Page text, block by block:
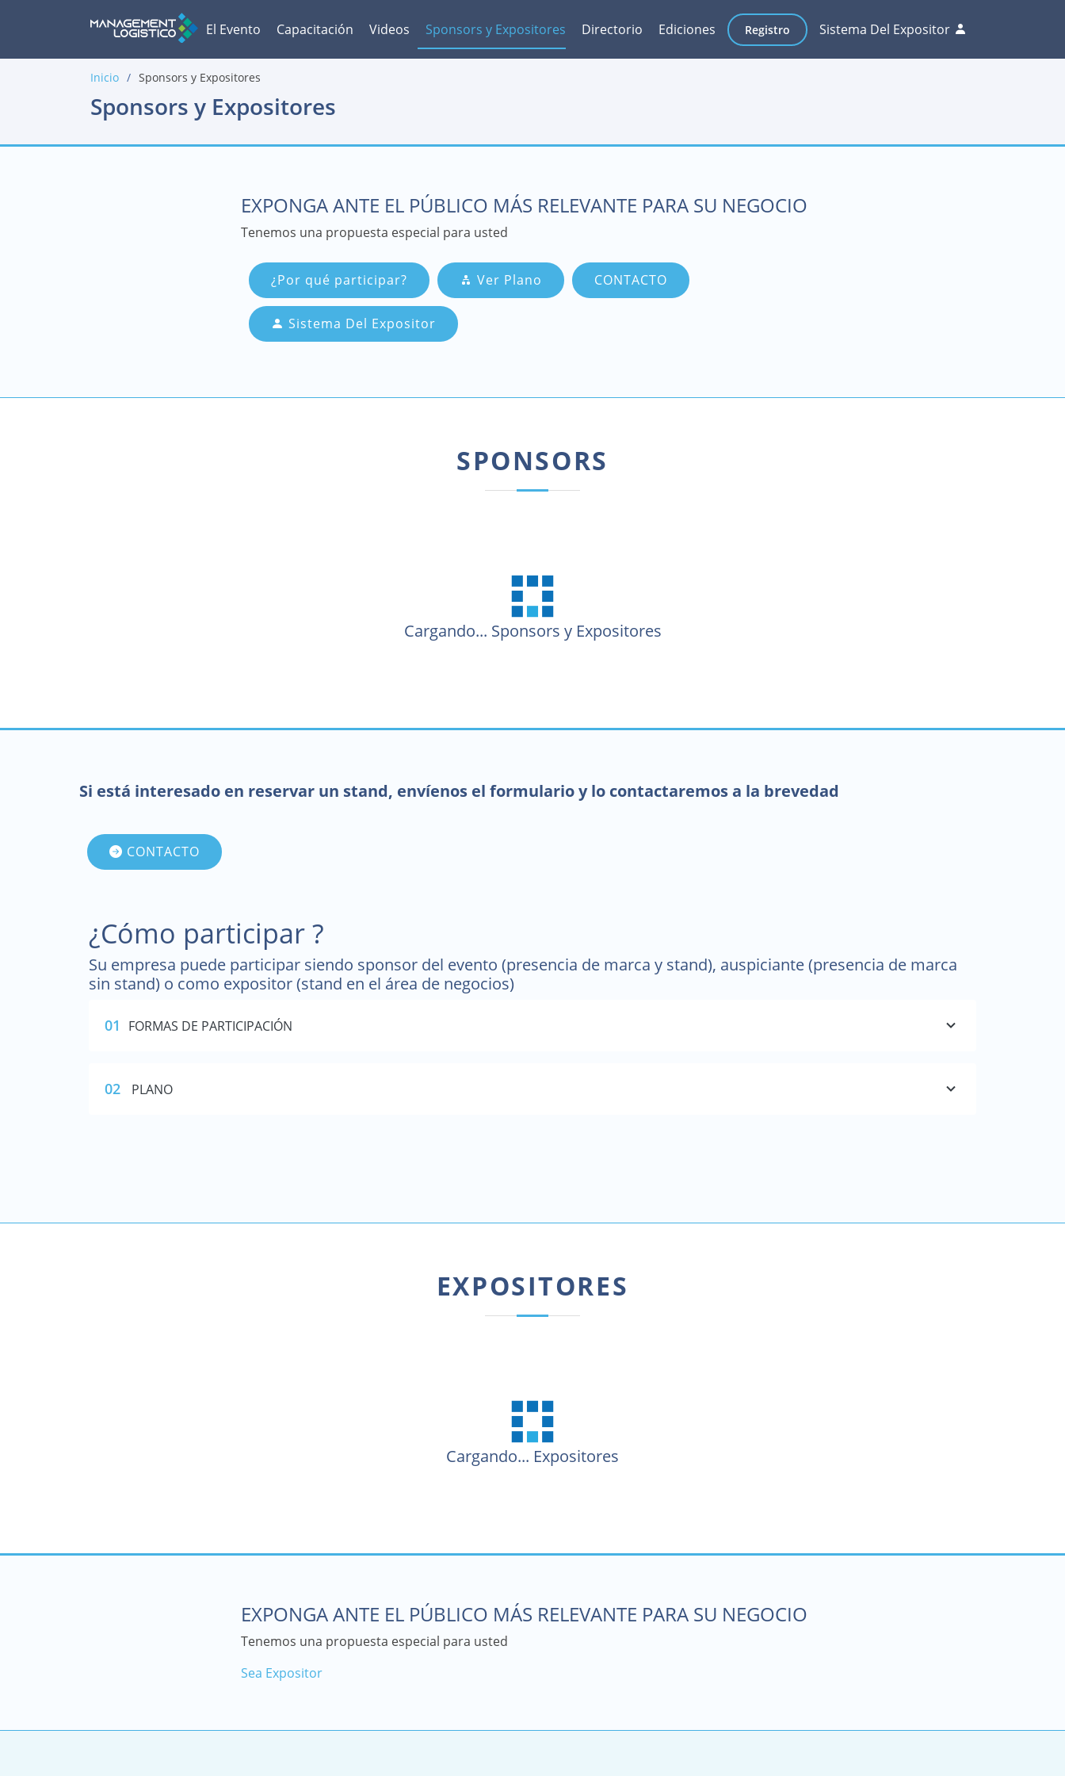
El Evento Capacitación Videos Sponsors y Expositores Directorio Ediciones Registro Sistema Del Expositor
Inicio Sponsors y Expositores
Sponsors y Expositores
EXPONGA ANTE EL PÚBLICO MÁS RELEVANTE PARA SU NEGOCIO
Tenemos una propuesta especial para usted
¿Por qué participar? Ver Plano CONTACTO
Sistema Del Expositor
SPONSORS
Cargando... Sponsors y Expositores
¿Cómo participar ?
Su empresa puede participar siendo sponsor del evento (presencia de marca y stand), auspiciante (presencia de marca
sin stand) o como expositor (stand en el área de negocios)
01 FORMAS DE PARTICIPACIÓN
02 PLANO
Si está interesado en reservar un stand, envíenos el formulario y lo contactaremos a la brevedad
CONTACTO
EXPOSITORES
Cargando... Expositores
EXPONGA ANTE EL PÚBLICO MÁS RELEVANTE PARA SU NEGOCIO
Tenemos una propuesta especial para usted
Sea Expositor